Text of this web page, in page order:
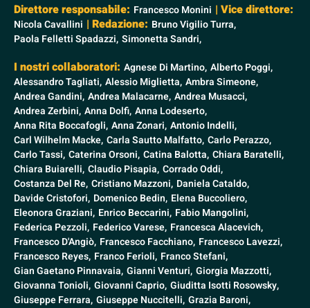
Direttore responsabile: Francesco Monini | Vice direttore:
Nicola Cavallini | Redazione: Bruno Vigilio Turra,
Paola Felletti Spadazzi, Simonetta Sandri,
I nostri collaboratori: Agnese Di Martino, Alberto Poggi,
Alessandro Tagliati, Alessio Miglietta, Ambra Simeone,
Andrea Gandini, Andrea Malacarne, Andrea Musacci,
Andrea Zerbini, Anna Dolfi, Anna Lodeserto,
Anna Rita Boccafogli, Anna Zonari, Antonio Indelli,
Carl Wilhelm Macke, Carla Sautto Malfatto, Carlo Perazzo,
Carlo Tassi, Caterina Orsoni, Catina Balotta, Chiara Baratelli,
Chiara Buiarelli, Claudio Pisapia, Corrado Oddi,
Costanza Del Re, Cristiano Mazzoni, Daniela Cataldo,
Davide Cristofori, Domenico Bedin, Elena Buccoliero,
Eleonora Graziani, Enrico Beccarini, Fabio Mangolini,
Federica Pezzoli, Federico Varese, Francesca Alacevich,
Francesco D'Angiò, Francesco Facchiano, Francesco Lavezzi,
Francesco Reyes, Franco Ferioli, Franco Stefani,
Gian Gaetano Pinnavaia, Gianni Venturi, Giorgia Mazzotti,
Giovanna Tonioli, Giovanni Caprio, Giuditta Isotti Rosowsky,
Giuseppe Ferrara, Giuseppe Nuccitelli, Grazia Baroni,